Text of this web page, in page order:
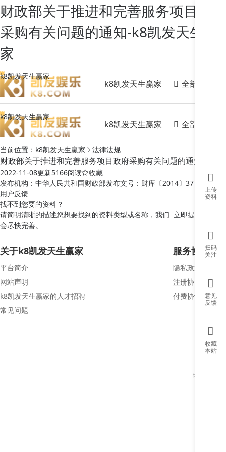
财政部关于推进和完善服务项目政府
采购有关问题的通知-k8凯发天生赢
家
k8凯发天生赢家
k8凯发天生赢家 全部分类
k8凯发天生赢家
k8凯发天生赢家 全部分类
当前位置： k8凯发天生赢家 法律法规
财政部关于推进和完善服务项目政府采购有关问题的通知
2022-11-08更新5166阅读 收藏
发布机构： 中华人民共和国财政部发布文号： 财库〔2014〕37号
用户反馈
找不到您要的资料？
请简明清晰的描述您想要找到的资料类型或名称，我们
会尽快完善。
立即提交
2020-
2020-
2020-
关于k8凯发天生赢家
平台简介
网站声明
k8凯发天生赢家的人才招聘
常见问题
服务协议
隐私政策
注册协议
付费协议
增值电信业
上传
资料
扫码
关注
意见
反馈
收藏
本站